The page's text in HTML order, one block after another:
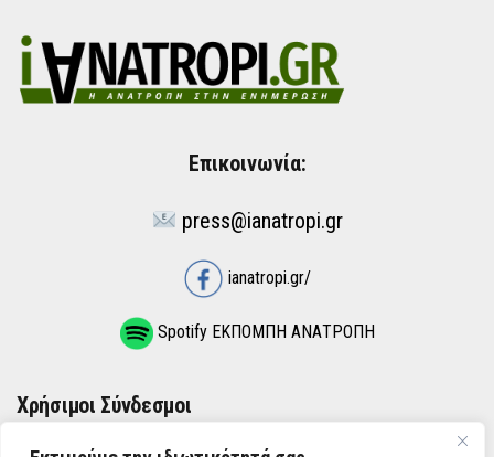
Επικοινωνία:
press@ianatropi.gr
ianatropi.gr/
Spotify ΕΚΠΟΜΠΗ ΑΝΑΤΡΟΠΗ
Χρήσιμοι Σύνδεσμοι